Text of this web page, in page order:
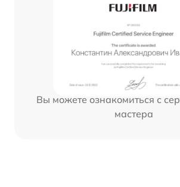
Вы можете ознакомиться с
мастера